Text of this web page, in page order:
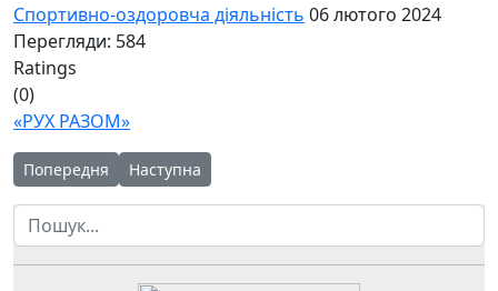
Спортивно-оздоровча діяльність 06 лютого 2024
Перегляди: 584
Ratings
(0)
«РУХ РАЗОМ»
Попередня стаття: Яскраві моменти та приємні спогади
Попередня Наступна стаття: "Моя гра - мої правила!"
Наступна
Пошук